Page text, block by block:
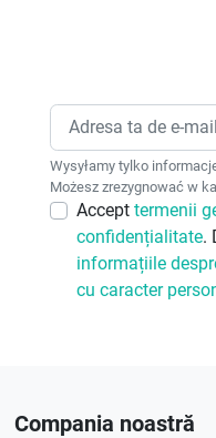
Wysyłamy tylko
Możesz zrezygnować w
Accept termenii
confidențialitate.
informațiile
cu caracter
Compania noastră